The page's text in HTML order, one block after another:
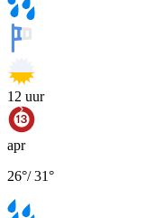
12 uur
apr
26°/31°